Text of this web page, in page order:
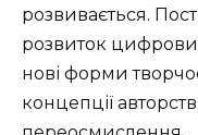
розвивається.
розвиток
нові форми
концепції